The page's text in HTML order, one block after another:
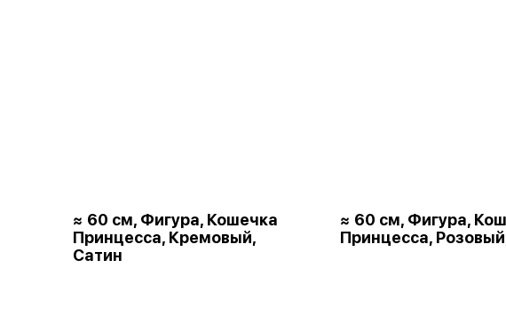
≈ 60 см, Фигура, Кошечка
Принцесса, Кремовый,
Сатин
≈ 60 см, Фигура,
Принцесса,